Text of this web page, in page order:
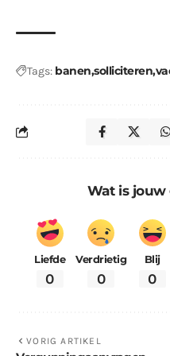
Tags: banen solliciteren
Wat is jouw
Liefde
0
Verdrietig
0
Blij
0
VORIG ARTIKEL